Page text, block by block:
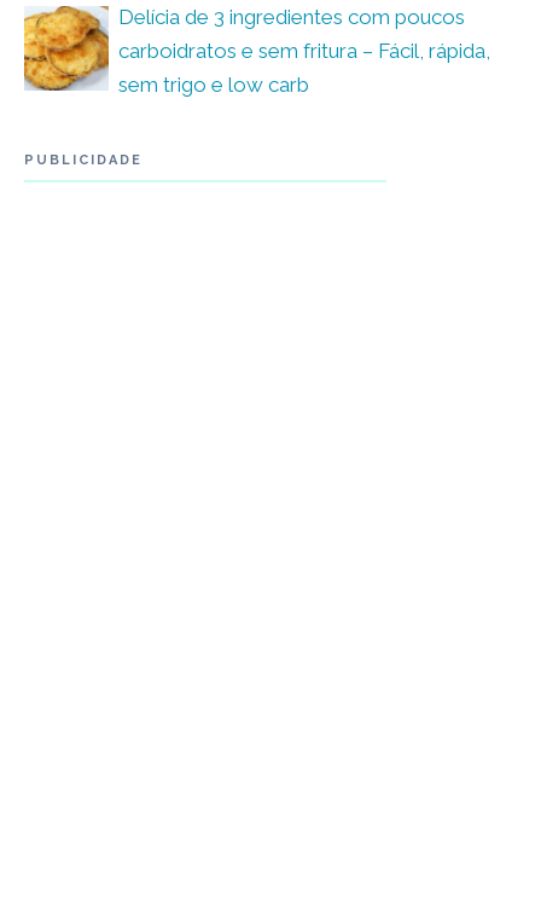
Delícia de 3 ingredientes com poucos
carboidratos e sem fritura – Fácil, rápida,
sem trigo e low carb
PUBLICIDADE